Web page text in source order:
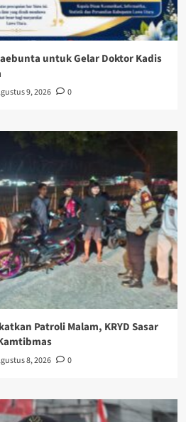
untuk Gelar Doktor Kadis
9, 2026 0
Patroli Malam, KRYD Sasar
8, 2026 0